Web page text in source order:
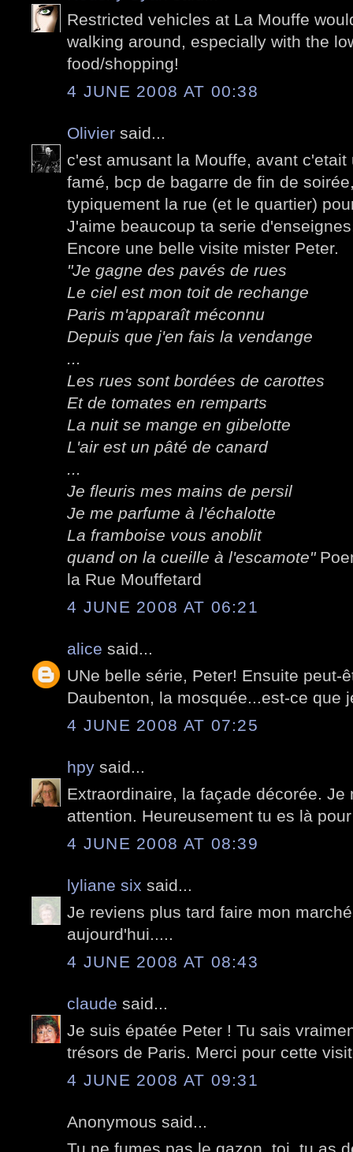
Restricted vehicles at La Mouffe
walking around, especially with the
food/shopping!
4 JUNE 2008 AT 00:38
Olivier said...
c'est amusant la Mouffe, avant
famé, bcp de bagarre de fin de
typiquement la rue (et le quartier)
J'aime beaucoup ta serie
Encore une belle visite mister Peter.
"Je gagne des pavés de rues
Le ciel est mon toit de rechange
Paris m'apparaît méconnu
Depuis que j'en fais la vendange
...
Les rues sont bordées de carottes
Et de tomates en remparts
La nuit se mange en gibelotte
L'air est un pâté de canard
...
Je fleuris mes mains de persil
Je me parfume à l'échalotte
La framboise vous anoblit
quand on la cueille à l'escamote"
la Rue Mouffetard
4 JUNE 2008 AT 06:21
alice said...
UNe belle série, Peter! Ensuite peut-
Daubenton, la mosquée...est-ce que
4 JUNE 2008 AT 07:25
hpy said...
Extraordinaire, la façade décorée. Je
attention. Heureusement tu es là
4 JUNE 2008 AT 08:39
lyliane six said...
Je reviens plus tard faire mon
aujourd'hui.....
4 JUNE 2008 AT 08:43
claude said...
Je suis épatée Peter ! Tu sais
trésors de Paris. Merci pour cette
4 JUNE 2008 AT 09:31
Anonymous said...